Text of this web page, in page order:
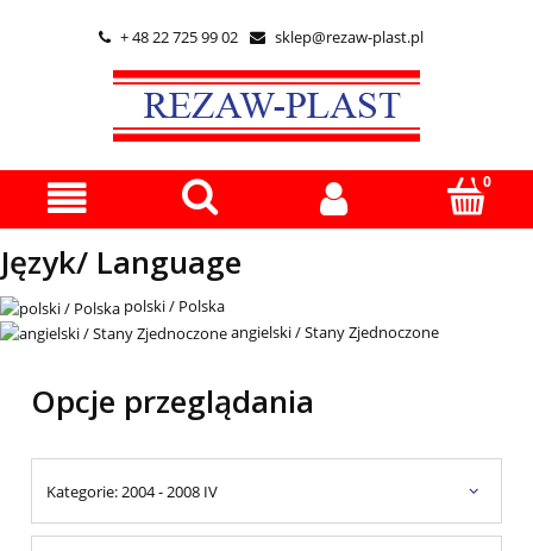
 + 48 22 725 99 02  sklep@rezaw-plast.pl
Język/ Language
polski / Polska
angielski / Stany Zjednoczone
Opcje przeglądania
Kategorie: 2004 - 2008 IV